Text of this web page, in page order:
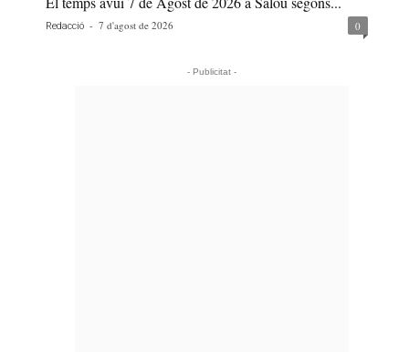
Redacció - 7 d'agost de 2026 0
- Publicitat -